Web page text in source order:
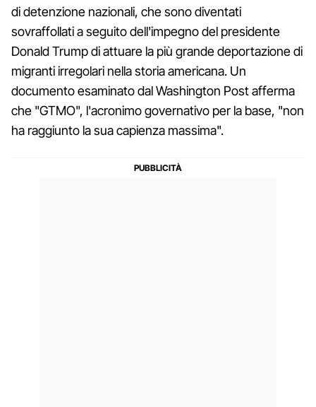
di detenzione nazionali, che sono diventati
sovraffollati a seguito dell'impegno del presidente
Donald Trump di attuare la più grande deportazione di
migranti irregolari nella storia americana. Un
documento esaminato dal Washington Post afferma
che "GTMO", l'acronimo governativo per la base, "non
ha raggiunto la sua capienza massima".